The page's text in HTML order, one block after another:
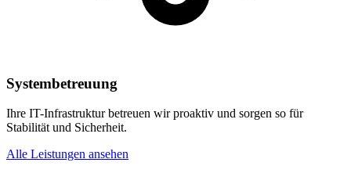
Systembetreuung
Ihre IT-Infrastruktur betreuen wir proaktiv und sorgen so für
Stabilität und Sicherheit.
Alle Leistungen ansehen